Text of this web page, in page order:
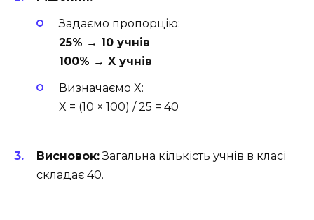
Задаємо пропорцію:
25% → 10 учнів
100% → X учнів
Визначаємо X:
X = (10 × 100) / 25 = 40
Висновок:Загальна кількість учнів в класі
складає 40.